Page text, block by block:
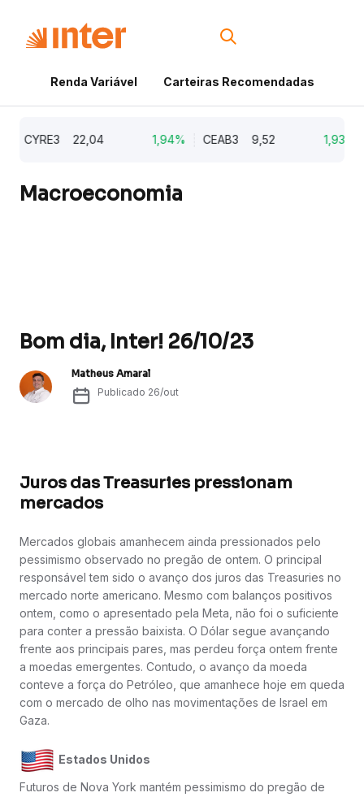
Renda Variável Carteiras Recomendadas
CYRE3 22,04 1,94% CEAB3 9,52 1,93%
Macroeconomia
Bom dia, Inter! 26/10/23
Matheus Amaral
Publicado 26/out
Juros das Treasuries pressionam
mercados
Mercados globais amanhecem ainda pressionados pelo
pessimismo observado no pregão de ontem. O principal
responsável tem sido o avanço dos juros das Treasuries no
mercado norte americano. Mesmo com balanços positivos
ontem, como o apresentado pela Meta, não foi o suficiente
para conter a pressão baixista. O Dólar segue avançando
frente aos principais pares, mas perdeu força ontem frente
a moedas emergentes. Contudo, o avanço da moeda
conteve a força do Petróleo, que amanhece hoje em queda
com o mercado de olho nas movimentações de Israel em
Gaza.
Estados Unidos
Futuros de Nova York mantém pessimismo do pregão de